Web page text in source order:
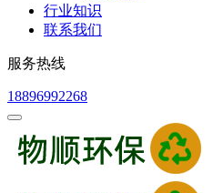
行业知识
联系我们
服务热线
18896992268